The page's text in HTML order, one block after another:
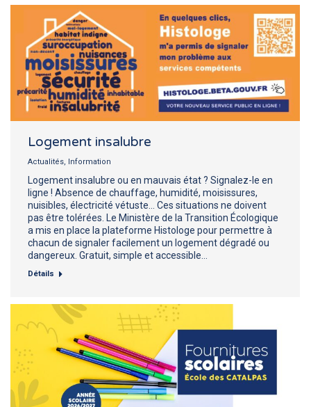
Logement insalubre
Actualités, Information
Logement insalubre ou en mauvais état ? Signalez-le en
ligne ! Absence de chauffage, humidité, moisissures,
nuisibles, électricité vétuste… Ces situations ne doivent
pas être tolérées. Le Ministère de la Transition Écologique
a mis en place la plateforme Histologe pour permettre à
chacun de signaler facilement un logement dégradé ou
dangereux. Gratuit, simple et accessible…
Détails